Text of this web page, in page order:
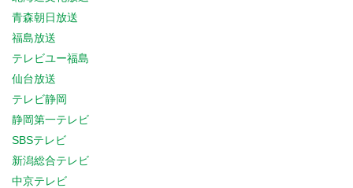
青森朝日放送
福島放送
テレビユー福島
仙台放送
テレビ静岡
静岡第一テレビ
SBSテレビ
新潟総合テレビ
中京テレビ